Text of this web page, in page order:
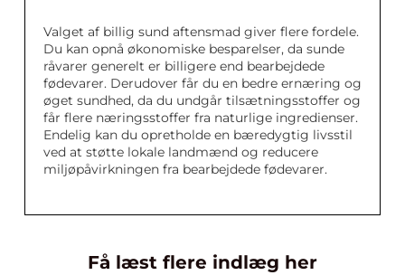
Valget af billig sund aftensmad giver flere fordele.
Du kan opnå økonomiske besparelser, da sunde
råvarer generelt er billigere end bearbejdede
fødevarer. Derudover får du en bedre ernæring og
øget sundhed, da du undgår tilsætningsstoffer og
får flere næringsstoffer fra naturlige ingredienser.
Endelig kan du opretholde en bæredygtig livsstil
ved at støtte lokale landmænd og reducere
miljøpåvirkningen fra bearbejdede fødevarer.
Få læst flere indlæg her